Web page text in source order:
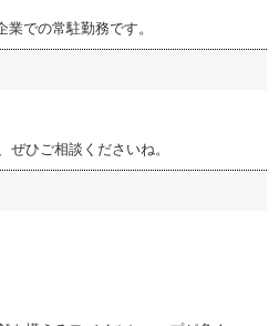
での常駐勤務です。
ぜひご相談くださいね。